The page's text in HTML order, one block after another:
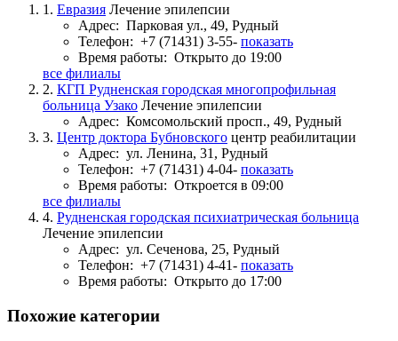
1. Евразия Лечение эпилепсии
Адрес: Парковая ул., 49, Рудный
Телефон: +7 (71431) 3-55- показать
Время работы: Открыто до 19:00
все филиалы
2. КГП Рудненская городская многопрофильная
больница Узако Лечение эпилепсии
Адрес: Комсомольский просп., 49, Рудный
3. Центр доктора Бубновского центр реабилитации
Адрес: ул. Ленина, 31, Рудный
Телефон: +7 (71431) 4-04- показать
Время работы: Откроется в 09:00
все филиалы
4. Рудненская городская психиатрическая больница
Лечение эпилепсии
Адрес: ул. Сеченова, 25, Рудный
Телефон: +7 (71431) 4-41- показать
Время работы: Открыто до 17:00
Похожие категории